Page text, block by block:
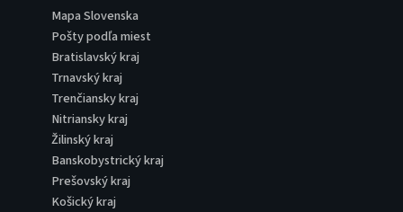
Mapa Slovenska
Pošty podľa miest
Bratislavský kraj
Trnavský kraj
Trenčiansky kraj
Nitriansky kraj
Žilinský kraj
Banskobystrický kraj
Prešovský kraj
Košický kraj